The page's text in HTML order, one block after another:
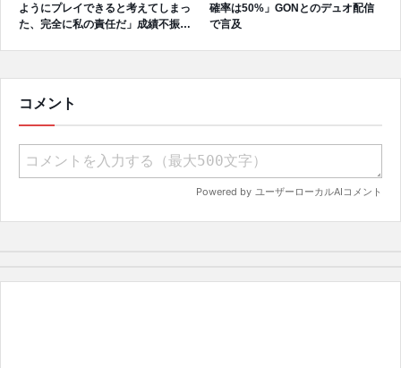
ようにプレイできると考えてしまっ
た、完全に私の責任だ」成績不振を
確率は50%」GONとのデュオ配信
で言及
コメント